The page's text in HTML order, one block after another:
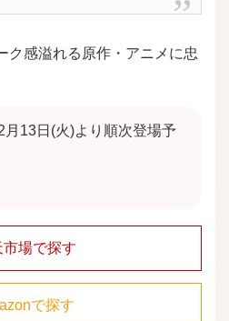
ク感溢れる原作・アニメに忠
13日(火)より順次登場予
市場で探す
で探す